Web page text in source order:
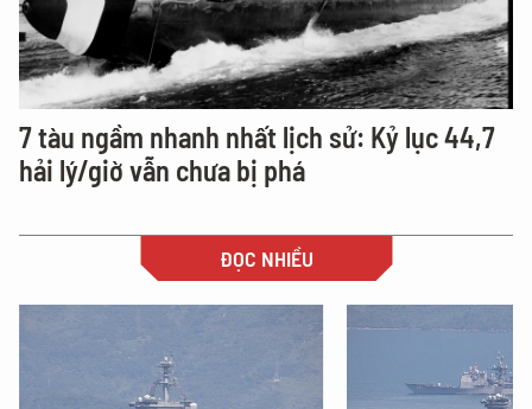
7 tàu ngầm nhanh nhất lịch sử: Kỷ lục 44,7
hải lý/giờ vẫn chưa bị phá
ĐỌC NHIỀU